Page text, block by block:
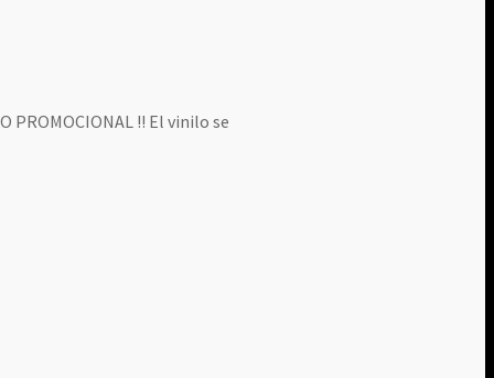
PROMOCIONAL !! El vinilo se